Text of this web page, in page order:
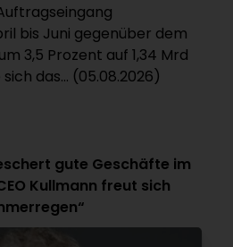
bis Juni gegenüber dem
3,5 Prozent auf 1,34 Mrd
das... (05.08.2026)
gute Geschäfte im
Kullmann freut sich